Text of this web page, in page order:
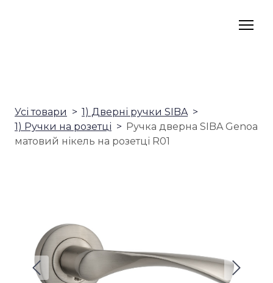
Усі товари
1) Дверні ручки SIBA
1) Ручки на розетці
Ручка дверна SIBA Genoa
матовий нікель на розетці R01